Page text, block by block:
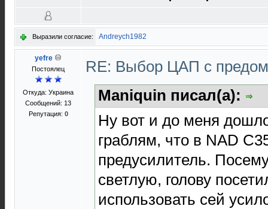
Выразили согласие: Andreych1982
yefre
Постоялец
Откуда: Украина
Сообщений: 13
Репутация: 0
RE: Выбор ЦАП с
Maniquin писал(а):
Ну вот и до меня
граблям, что в NAD
предусилитель.
светлую, голову
использовать сей